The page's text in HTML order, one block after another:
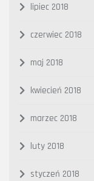
lipiec 2018
czerwiec 2018
maj 2018
kwiecień 2018
marzec 2018
luty 2018
styczeń 2018